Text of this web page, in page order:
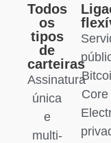
Todos
os
tipos
de
carteiras
Assinatura
única
e
multi-
Core